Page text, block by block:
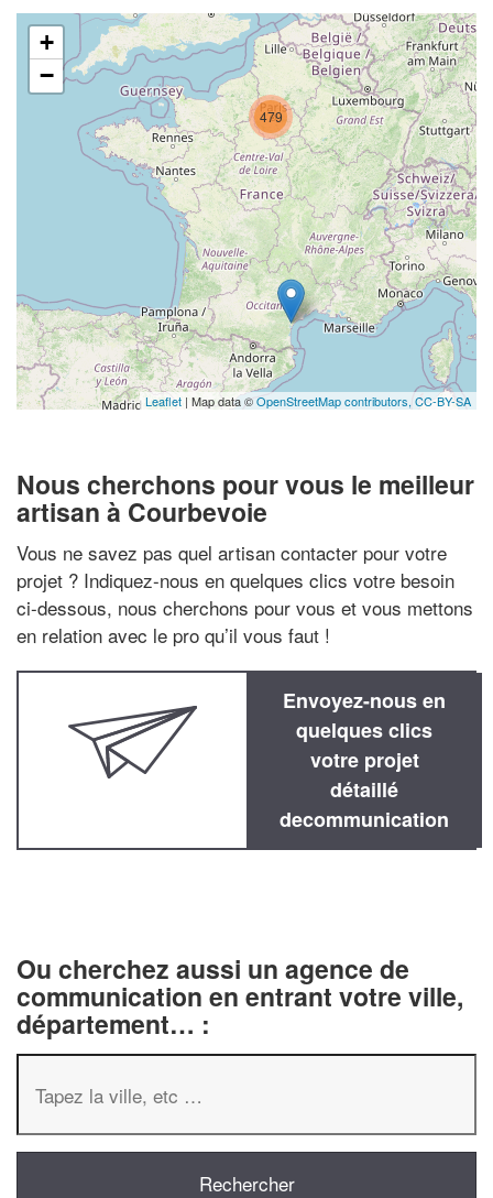
479
+
−
Leaflet | Map data ©OpenStreetMap contributors, CC-BY-SA
Nous cherchons pour vous le meilleur
artisan à Courbevoie
Vous ne savez pas quel artisan contacter pour votre
projet ? Indiquez-nous en quelques clics votre besoin
ci-dessous, nous cherchons pour vous et vous mettons
en relation avec le pro qu’il vous faut !
Envoyez-nous en
quelques clics
votre projet
détaillé
decommunication
Ou cherchez aussi un agence de
communication en entrant votre ville,
département… :